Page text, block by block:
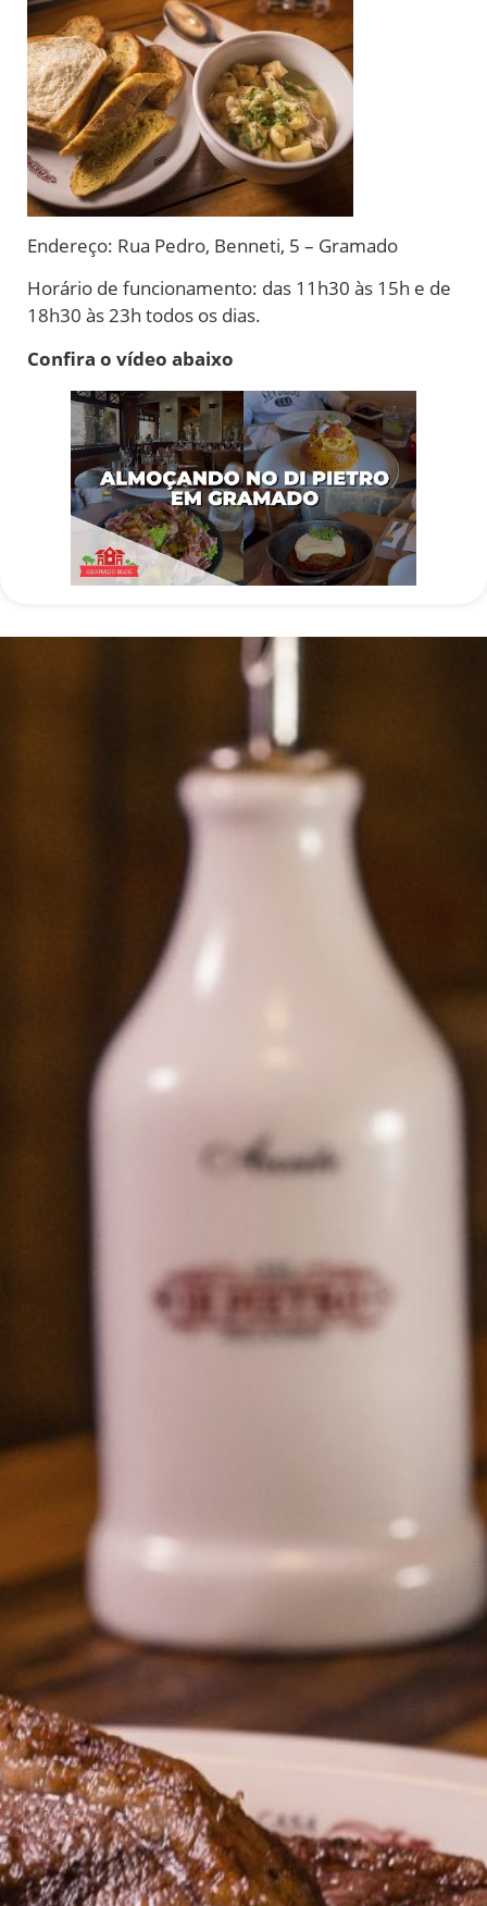
Endereço: Rua Pedro, Benneti, 5 – Gramado
Horário de funcionamento: das 11h30 às 15h e de
18h30 às 23h todos os dias.
Confira o vídeo abaixo